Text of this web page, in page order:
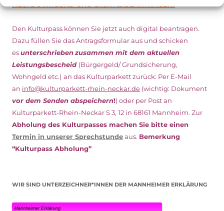
Den Kulturpass können Sie jetzt auch digital beantragen.
Dazu füllen Sie das Antragsformular aus und schicken
esunterschriebenzusammen mit dem aktuellen
Leistungsbescheid (Bürgergeld/ Grundsicherung,
Wohngeld etc.) an das Kulturparkett zurück: Per E-Mail
an info@kulturparkett-rhein-neckar.de (wichtig: Dokument
vor dem Senden abspeichern!) oder per Post an
Kulturparkett-Rhein-Neckar S 3, 12 in 68161 Mannheim. Zur
Abholung des Kulturpasses machen Sie bitte einen
Termin in unserer Sprechstundeaus. Bemerkung
“Kulturpass Abholung”
WIR SIND UNTERZEICHNER*INNEN DER MANNHEIMER ERKLÄRUNG